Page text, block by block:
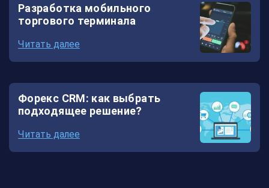
Разработка мобильного
торгового терминала
Читать далее
Форекс CRM: как выбрать
подходящее решение?
Читать далее